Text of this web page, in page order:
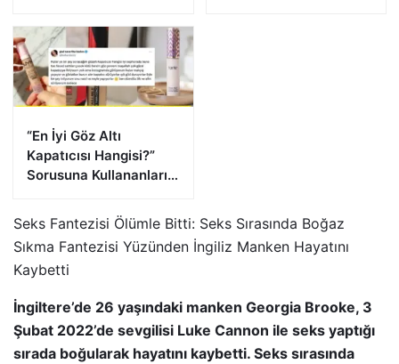
“En İyi Göz Altı
Kapatıcısı Hangisi?”
Sorusuna Kullananların
Seks Fantezisi Ölümle Bitti: Seks Sırasında Boğaz
Sıkma Fantezisi Yüzünden İngiliz Manken Hayatını
Kaybetti
İngiltere’de 26 yaşındaki manken Georgia Brooke, 3
Şubat 2022’de sevgilisi Luke Cannon ile seks yaptığı
sırada boğularak hayatını kaybetti. Seks sırasında